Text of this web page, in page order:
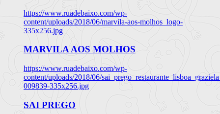
https://www.ruadebaixo.com/wp-
content/uploads/2018/06/marvila-aos-molhos_logo-
335x256.jpg
MARVILA AOS MOLHOS
https://www.ruadebaixo.com/wp-
content/uploads/2018/06/
009839-335x256.jpg
SAI PREGO